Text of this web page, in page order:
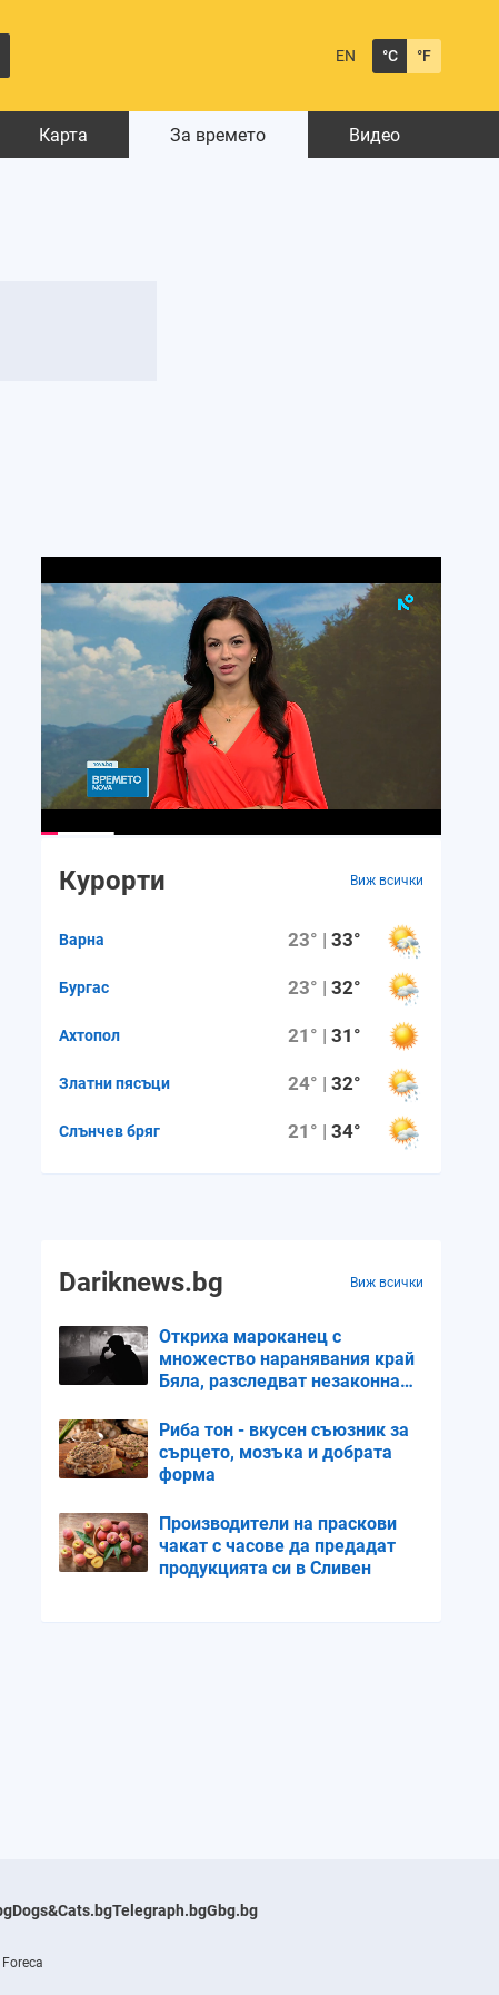
EN °C °F
Карта За времето Видео
Курорти Виж всички
Варна 23° |33°
Бургас 23° |32°
Ахтопол 21° |31°
Златни пясъци 24° |32°
Слънчев бряг 21° |34°
Dariknews.bg Виж всички
Откриха мароканец с
множество наранявания край
Бяла, разследват незаконна
Риба тон - вкусен съюзник за
сърцето, мозъка и добрата
форма
Производители на праскови
чакат с часове да предадат
продукцията си в Сливен
Dogs&Cats.bgTelegraph.bgGbg.bg